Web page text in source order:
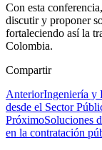
Con esta
discutir y proponer
fortaleciendo así la
Colombia.
Compartir
AnteriorIngeniería y
desde el Sector
PróximoSoluciones
en la contratación